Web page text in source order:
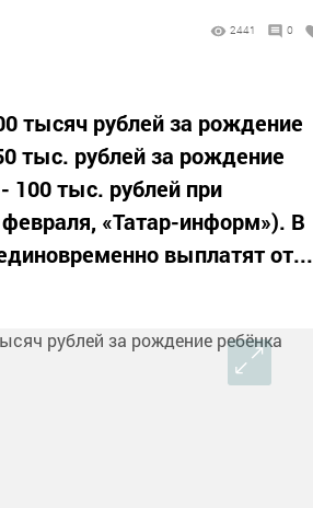
2441 0
тысяч рублей за рождение
тыс. рублей за рождение
100 тыс. рублей при
«Татар-информ»). В
выплатят от...